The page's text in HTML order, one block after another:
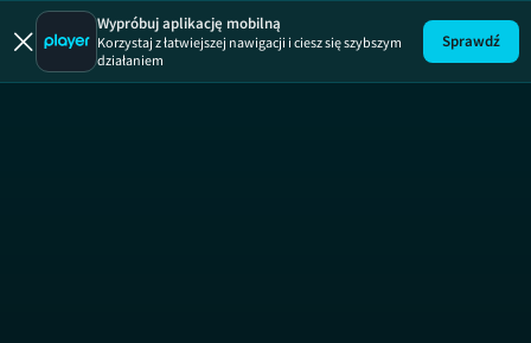
Wypróbuj aplikację mobilną
Korzystaj z łatwiejszej nawigacji i ciesz się szybszym
działaniem
Sprawdź